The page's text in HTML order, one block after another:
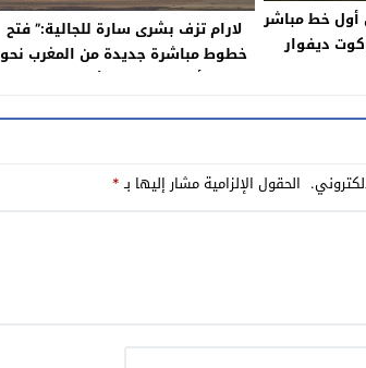
أول خط مباشر
ديفوار
لارام تزف بشرى سارة للجالية:” فتح
خطوط مباشرة جديدة من المغرب نحو
أبرز العواصم الأوروبية”
الحقول الإلزامية مشار إليها بـ*